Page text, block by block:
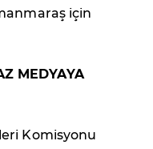
için
MEDYAYA
Komisyonu